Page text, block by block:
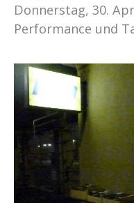
Donnerstag, 30.
Performance und